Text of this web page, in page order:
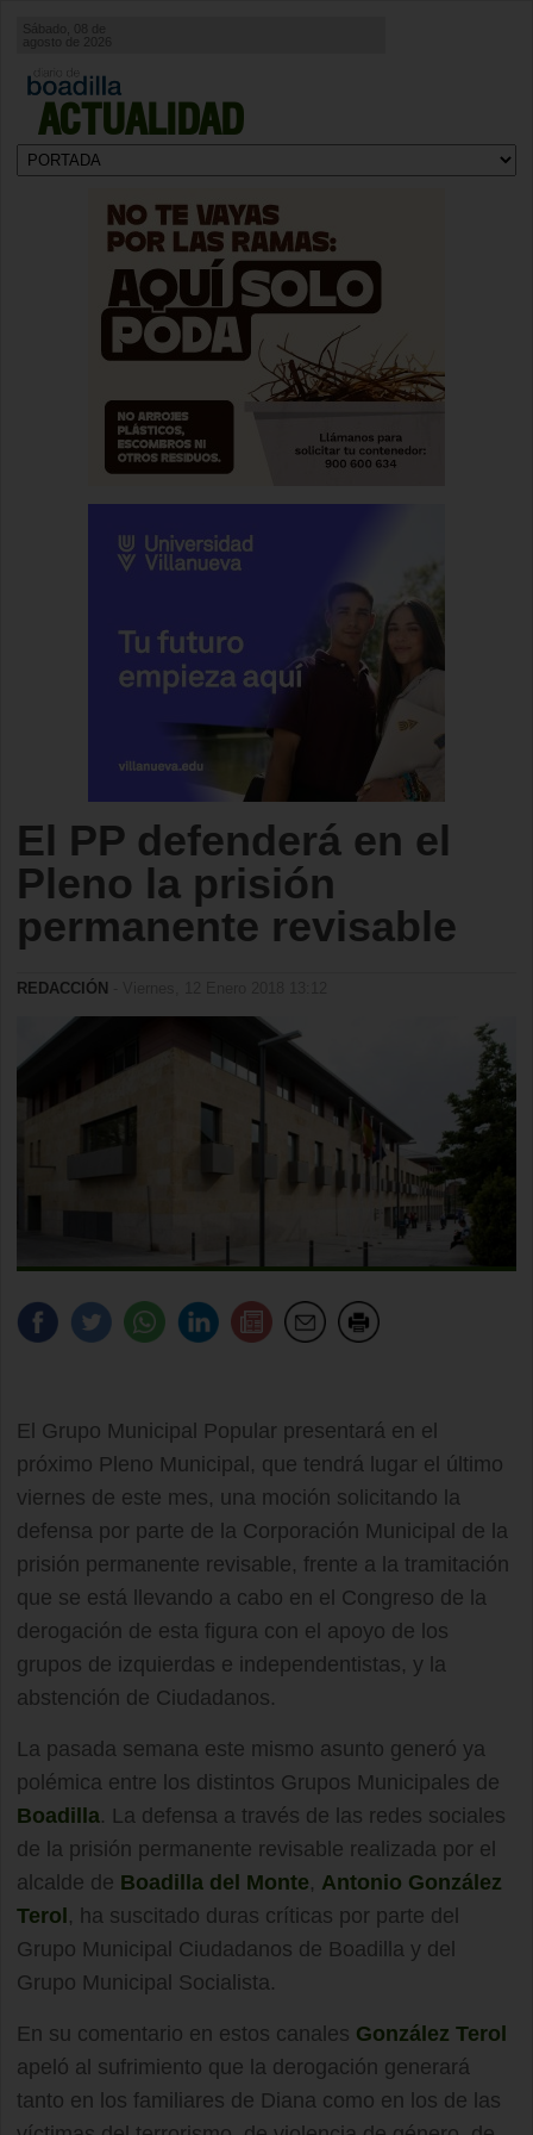
ACTUALIDAD
Sábado, 08 de
agosto de 2026
El PP defenderá en el
Pleno la prisión
permanente revisable
REDACCIÓN
El Grupo Municipal Popular presentará en el
próximo Pleno Municipal, que tendrá lugar el último
viernes de este mes, una moción solicitando la
defensa por parte de la Corporación Municipal de la
prisión permanente revisable, frente a la tramitación
que se está llevando a cabo en el Congreso de la
derogación de esta figura con el apoyo de los
grupos de izquierdas e independentistas, y la
abstención de Ciudadanos.
La pasada semana este mismo asunto generó ya
polémica entre los distintos Grupos Municipales de
Boadilla. La defensa a través de las redes sociales
de la prisión permanente revisable realizada por el
alcalde de Boadilla del Monte, Antonio González
Terol , ha suscitado duras críticas por parte del
Grupo Municipal Ciudadanos de Boadilla y del
Grupo Municipal Socialista.
En su comentario en estos canales González Terol
apeló al sufrimiento que la derogación generará
tanto en los familiares de Diana como en los de las